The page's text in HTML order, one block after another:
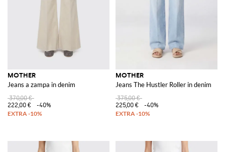
MOTHER
Jeans a zampa in denim
370,00 €
222,00 €
-40%
MOTHER
Jeans The Hustler Roller in denim
375,00 €
225,00 €
-40%